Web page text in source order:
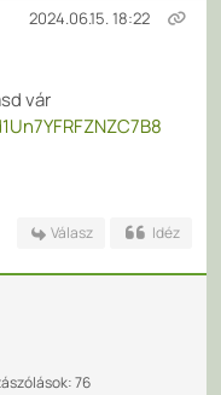
2024.06.15. 18:22
vár
Válasz Idéz
76